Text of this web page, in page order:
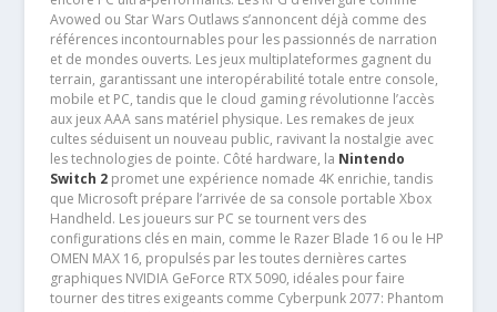
Avowed ou Star Wars Outlaws s’annoncent déjà comme des
références incontournables pour les passionnés de narration
et de mondes ouverts. Les jeux multiplateformes gagnent du
terrain, garantissant une interopérabilité totale entre console,
mobile et PC, tandis que le cloud gaming révolutionne l’accès
aux jeux AAA sans matériel physique. Les remakes de jeux
cultes séduisent un nouveau public, ravivant la nostalgie avec
les technologies de pointe. Côté hardware, la Nintendo
Switch 2promet une expérience nomade 4K enrichie, tandis
que Microsoft prépare l’arrivée de sa console portable Xbox
Handheld. Les joueurs sur PC se tournent vers des
configurations clés en main, comme le Razer Blade 16 ou le HP
OMEN MAX 16, propulsés par les toutes dernières cartes
graphiques NVIDIA GeForce RTX 5090, idéales pour faire
tourner des titres exigeants comme Cyberpunk 2077: Phantom